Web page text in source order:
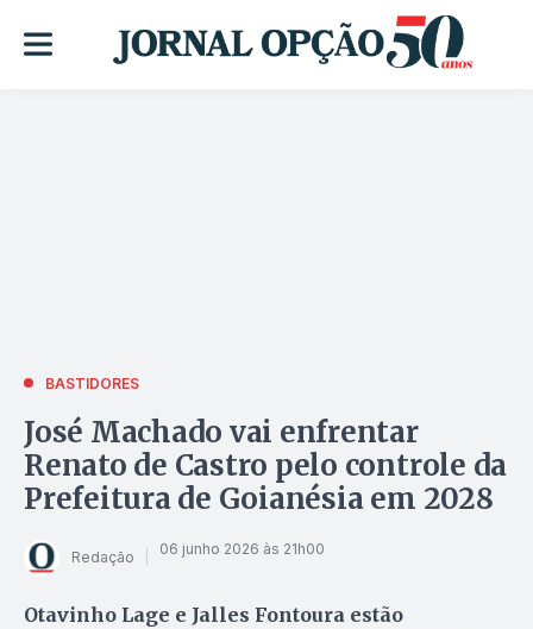
BASTIDORES
José Machado vai enfrentar
Renato de Castro pelo controle da
Prefeitura de Goianésia em 2028
Redação 06 junho 2026 às 21h00
Otavinho Lage e Jalles Fontoura estão